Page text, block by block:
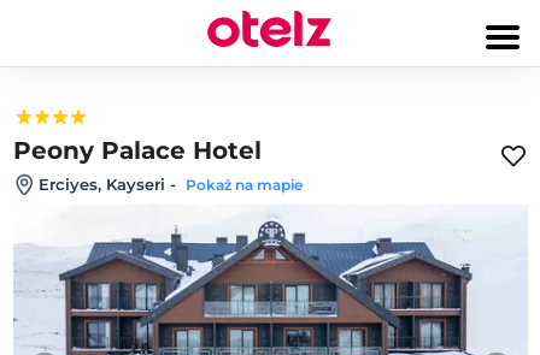
Peony Palace Hotel
Erciyes, Kayseri - Pokaż na mapie